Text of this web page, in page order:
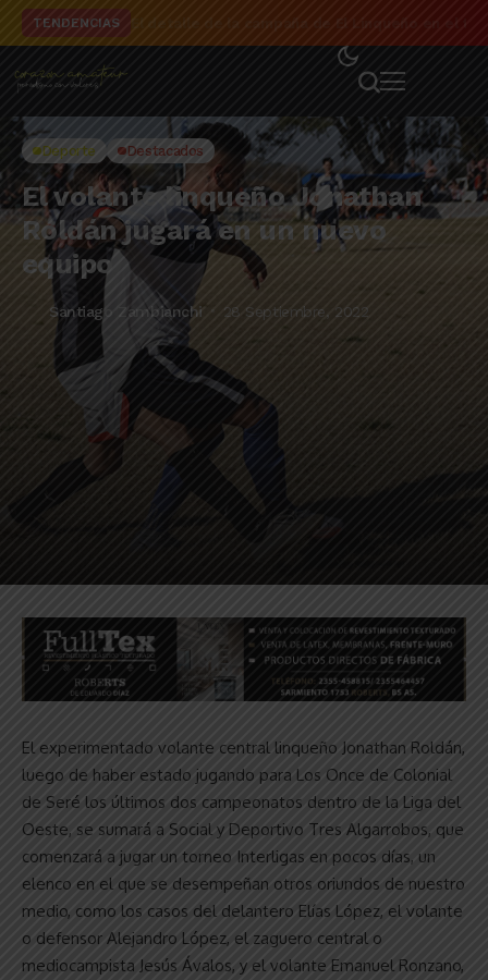
TENDENCIAS
Deporte Destacados
El volante linqueño Jonathan
Roldán jugará en un nuevo
equipo
Santiago Zambianchi 28 Septiembre, 2022
El experimentado volante central linqueño Jonathan Roldán,
luego de haber estado jugando para Los Once de Colonial
de Seré los últimos dos campeonatos dentro de la Liga del
Oeste, se sumará a Social y Deportivo Tres Algarrobos, que
comenzará a jugar un torneo Interligas en pocos días, un
elenco en el que se desempeñan otros oriundos de nuestro
medio, como los casos del delantero Elías López, el volante
o defensor Alejandro López, el zaguero central o
mediocampista Jesús Ávalos, y el volante Emanuel Ronzano,